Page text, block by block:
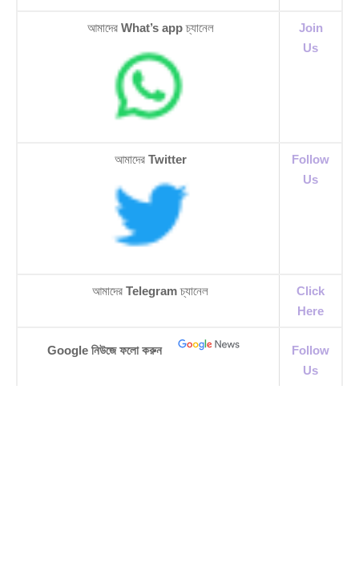
আমাদের What’s app চ্যানেল
Join
Us
আমাদের Twitter
Follow
Us
আমাদের Telegramচ্যানেল
Click
Here
Google নিউজে ফলো করুন
Follow
Us